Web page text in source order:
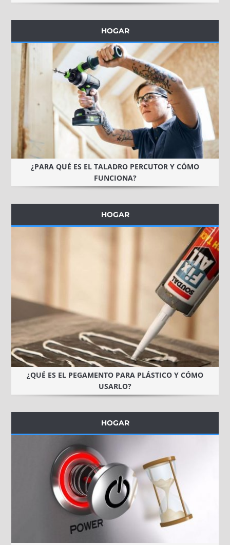
HOGAR
¿PARA QUÉ ES EL TALADRO PERCUTOR Y CÓMO
FUNCIONA?
HOGAR
¿QUÉ ES EL PEGAMENTO PARA PLÁSTICO Y CÓMO
USARLO?
HOGAR